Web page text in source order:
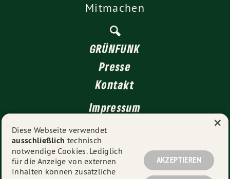
Mitmachen
GRÜNFUNK
Presse
Kontakt
Impressum
Datenschutz
© 2026GRÜNE Düsseldorf - Alle Rechte vorbehalten.
Diese Webseite verwendet
ausschließlich technisch
notwendige Cookies. Lediglich
für die Anzeige von externen
Inhalten können zusätzliche
AKZEPTIEREN
×